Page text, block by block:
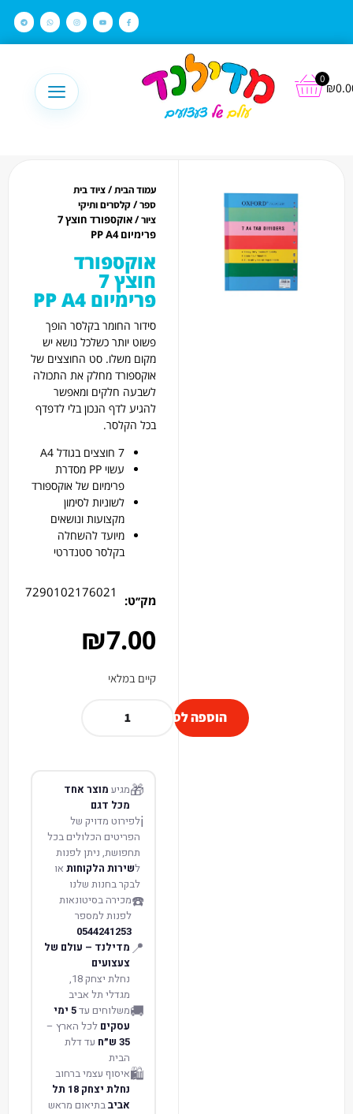
₪
0
עמוד הבית/ציוד בית
ספר/קלסרים ותיקי
ציור
/ אוקספורד חוצץ 7
פרימיום PP A4
אוקספורד
חוצץ 7
פרימיום PP A4
סידור החומר בקלסר הופך
פשוט יותר כשלכל נושא יש
מקום משלו. סט החוצצים של
אוקספורד מחלק את התכולה
לשבעה חלקים ומאפשר
להגיע לדף הנכון בלי לדפדף
בכל הקלסר.
7 חוצצים בגודל A4
עשוי PP מסדרת
פרימיום של אוקספורד
לשוניות לסימון
מקצועות ונושאים
מיועד להשחלה
בקלסר סטנדרטי
מק׳׳ט:
7290102176021
₪7.00
קיים במלאי
הוספה לסל
🎁מגיע מוצר אחד
מכל דגם
ℹ️לפירוט מדויק של
הפריטים הכלולים בכל
תחפושת, ניתן לפנות
לשירות הלקוחות או
לבקר בחנות שלנו
☎️מכירה בסיטונאות
לפנות למספר
0544241253
📍 מדילנד – עולם של
צעצועים
נחלת יצחק 18,
מגדלי תל אביב
🚚משלוחים עד 5 ימי
עסקים לכל הארץ –
35 ש״ח
עד דלת
הבית
🛍️איסוף עצמי ברחוב
נחלת יצחק 18 תל
אביבבתיאום מראש